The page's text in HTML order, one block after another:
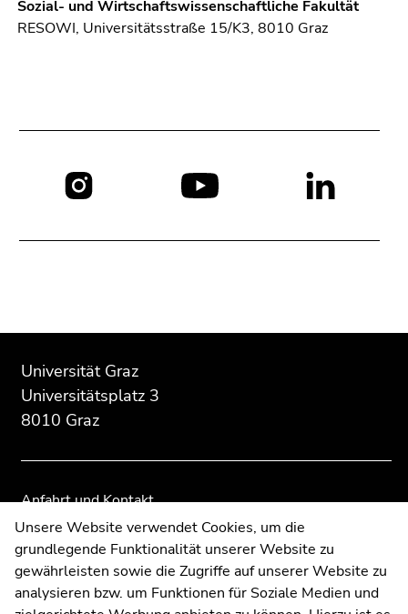
Sozial- und Wirtschaftswissenschaftliche Fakultät
RESOWI, Universitätsstraße 15/K3, 8010 Graz
des
Seitenbereichs:
Zusatzinformationen:
Universität Graz
Universitätsplatz 3
8010 Graz
Anfahrt und Kontakt
Kommunikation und Öffentlichkeitsarbeit
Moodle
UNIGRAZonline
Impressum
dieses
Seitenbereichs.
Übersicht
dieses
Seitenbereichs.
Übersicht
Unsere Website verwendet Cookies, um die
grundlegende Funktionalität unserer Website zu
gewährleisten sowie die Zugriffe auf unserer Website zu
analysieren bzw. um Funktionen für Soziale Medien und